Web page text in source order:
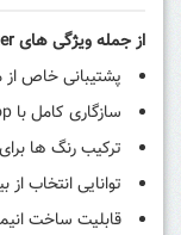
از جمله ویژگی های Corel Painter:
پشتیبانی خاص از
سازگاری کامل با Adobe PhotoShop
ترکیب رنگ ها
توانایی انتخاب از بیش از 30
قابلیت ساخت